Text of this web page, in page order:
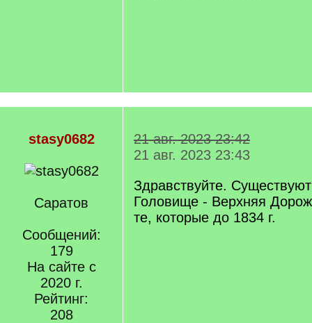
stasy0682
Саратов
Сообщений:
179
На сайте с
2020 г.
Рейтинг:
208
21 авг. 2023 23:42
21 авг. 2023 23:43
Здравствуйте.
Головище - Верхняя
те, которые до 1834 г.